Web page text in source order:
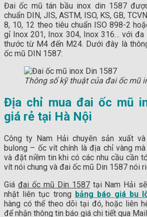
Đai ốc mũ tán bầu inox din 1587
chuẩn DIN, JIS, ASTM, ISO, KS, GB,
8, 10, 12 theo tiêu chuẩn ISO 898-2
gỉ Inox 201, Inox 304, Inox 316… với đa
thước từ M4 đến M24. Dưới đây là
ốc mũ DIN 1587:
Thông số kỹ thuật của đai ốc mũ
Địa chỉ mua đai ốc mũ
giá rẻ tại Hà Nội
Công ty Nam Hải chuyên sản xuất
bulong – ốc vít chính là địa chỉ vàng
và đặt niềm tin khi có các nhu cầu cần
vít nói chung và đai ốc mũ Din 1587 nói
Giá đai ốc mũ Din 1587tại Nam Hải
nhật liên tục trong bảng báo giá bu
hàng có thể theo dõi tại đó, hoặc liên
để nhận thông tin báo giá chi tiết qua